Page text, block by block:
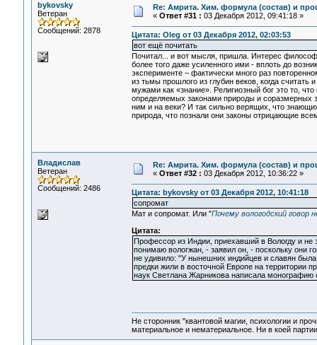
bykovsky
Ветеран
Сообщений: 2878
Re: Амрита. Хим. формула (состав) и
« Ответ #31 : 03 Декабря 2012, 09:41:18 »
Цитата: Oleg от 03 Декабря 2012, 02:03:53
вот ещё почитать
Почитал... и вот мысля, пришла. Интерес
более того даже усиленного ими - вплоть до
эксперименте – фактически много раз
из тьмы прошлого из глубин веков, когда
мужами как «знание». Религиозный бог это то,
определяемых законами природы и соразмерных
ним и на веки? И так сильно верящих, что
природа, что познали они законы отрицающие
Владислав
Ветеран
Сообщений: 2486
Re: Амрита. Хим. формула (состав) и
« Ответ #32 : 03 Декабря 2012, 10:36:22 »
Цитата: bykovsky от 03 Декабря 2012, 10:41:18
сопромат
Мат и сопромат. Или "Почему вологодский говор
Цитата:
Профессор из Индии, приехавший в Вологду и не
понимаю вологжан, - заявил он, - поскольку они
не удивило: "У нынешних индийцев и славян
предки жили в восточной Европе на территории
наук Светлана Жарникова написала монографию
Не сторонник "квантовой магии, психологии и
материальное и нематериальное. Ни в коей